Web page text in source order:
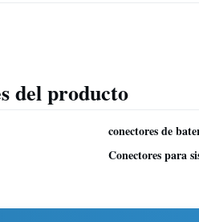
del producto
conectores de
Conectores para